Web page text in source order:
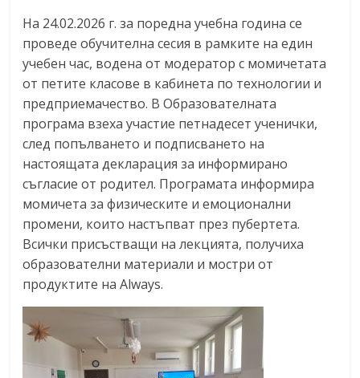
На 24.02.2026 г. за поредна учебна година се
проведе обучителна сесия в рамките на един
учебен час, водена от модератор с момичетата
от петите класове в кабинета по технологии и
предприемачество. В Образователната
програма взеха участие петнадесет ученички,
след попълването и подписването на
настоящата декларация за информирано
съгласие от родител. Програмата информира
момичета за физическите и емоционални
промени, които настъпват през пубертета.
Всички присъстващи на лекцията, получиха
образователни материали и мостри от
продуктите на Always.